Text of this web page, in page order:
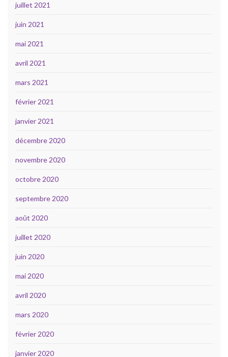
juillet 2021
juin 2021
mai 2021
avril 2021
mars 2021
février 2021
janvier 2021
décembre 2020
novembre 2020
octobre 2020
septembre 2020
août 2020
juillet 2020
juin 2020
mai 2020
avril 2020
mars 2020
février 2020
janvier 2020